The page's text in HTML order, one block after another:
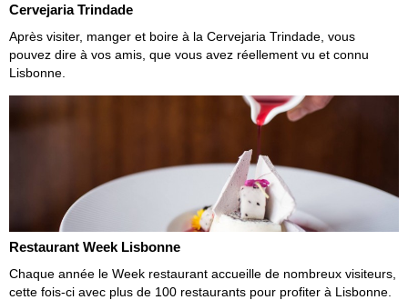
Cervejaria Trindade
Après visiter, manger et boire à la Cervejaria Trindade, vous
pouvez dire à vos amis, que vous avez réellement vu et connu
Lisbonne.
Restaurant Week Lisbonne
Chaque année le Week restaurant accueille de nombreux visiteurs,
cette fois-ci avec plus de 100 restaurants pour profiter à Lisbonne.